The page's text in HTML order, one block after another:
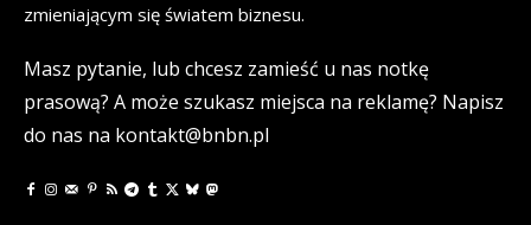
zmieniającym się światem biznesu.
Masz pytanie, lub chcesz zamieść u nas notkę
prasową? A może szukasz miejsca na reklamę? Napisz
do nas na kontakt@bnbn.pl